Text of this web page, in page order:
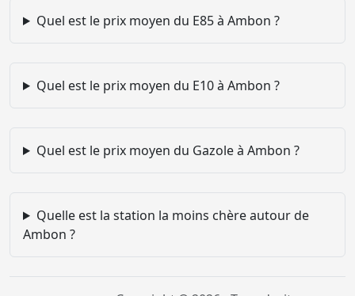
Quel est le prix moyen du E85 à Ambon ?
Quel est le prix moyen du E10 à Ambon ?
Quel est le prix moyen du Gazole à Ambon ?
Quelle est la station la moins chère autour de
Ambon ?